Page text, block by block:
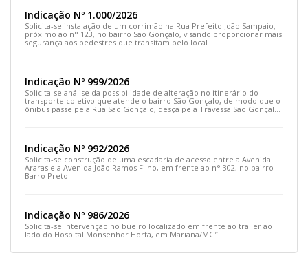
Indicação Nº 1.000/2026
Solicita-se instalação de um corrimão na Rua Prefeito João Sampaio,
próximo ao n° 123, no bairro São Gonçalo, visando proporcionar mais
segurança aos pedestres que transitam pelo local
Indicação Nº 999/2026
Solicita-se análise da possibilidade de alteração no itinerário do
transporte coletivo que atende o bairro São Gonçalo, de modo que o
ônibus passe pela Rua São Gonçalo, desça pela Travessa São Gonçalo
Indicação Nº 992/2026
Solicita-se construção de uma escadaria de acesso entre a Avenida
Araras e a Avenida João Ramos Filho, em frente ao n° 302, no bairro
Barro Preto
Indicação Nº 986/2026
Solicita-se intervenção no bueiro localizado em frente ao trailer ao
lado do Hospital Monsenhor Horta, em Mariana/MG”.